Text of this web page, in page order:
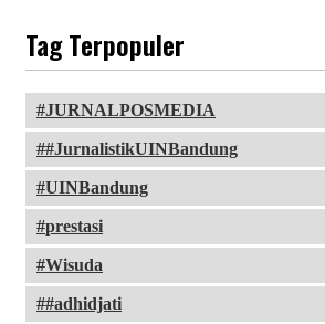
Tag Terpopuler
JURNALPOSMEDIA
#JurnalistikUINBandung
UINBandung
prestasi
Wisuda
#adhidjati